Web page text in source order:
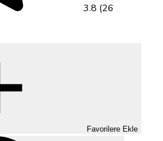
3.8 (26
Favorilere Ekle